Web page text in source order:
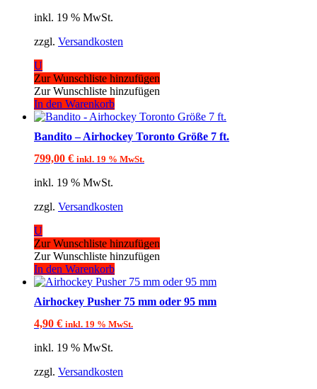
inkl. 19 % MwSt.
zzgl. Versandkosten
U
Zur Wunschliste hinzufügen
Zur Wunschliste hinzufügen
In den Warenkorb
Bandito – Airhockey Toronto Größe 7 ft.
799,00 € inkl. 19 % MwSt.
inkl. 19 % MwSt.
zzgl. Versandkosten
U
Zur Wunschliste hinzufügen
Zur Wunschliste hinzufügen
In den Warenkorb
Airhockey Pusher 75 mm oder 95 mm
4,90 € inkl. 19 % MwSt.
inkl. 19 % MwSt.
zzgl. Versandkosten